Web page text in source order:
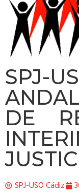
SPJ-
DE
SPJ-USO Cádiz